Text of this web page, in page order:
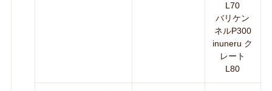
L70
バリケン
ネルP300
inuneru ク
レート
L80